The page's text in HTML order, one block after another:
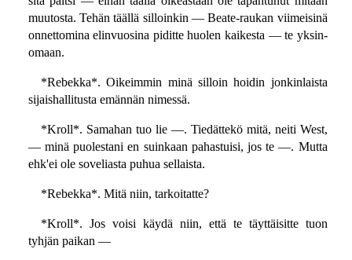
muutosta. Tehän täällä silloinkin — Beate-raukan viimeisinä
onnettomina elinvuosina piditte huolen kaikesta — te yksin-
omaan.
*Rebekka*. Oikeimmin minä silloin hoidin jonkinlaista
sijaishallitusta emännän nimessä.
*Kroll*. Samahan tuo lie —. Tiedättekö mitä, neiti West,
— minä puolestani en suinkaan pahastuisi, jos te —. Mutta
ehk'ei ole soveliasta puhua sellaista.
*Rebekka*. Mitä niin, tarkoitatte?
*Kroll*. Jos voisi käydä niin, että te täyttäisitte tuon
tyhjän paikan —